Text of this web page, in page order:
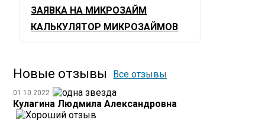
ЗАЯВКА НА МИКРОЗАЙМ
КАЛЬКУЛЯТОР МИКРОЗАЙМОВ
Новые отзывы Все отзывы
01.10.2022
Кулагина Людмила Александровна